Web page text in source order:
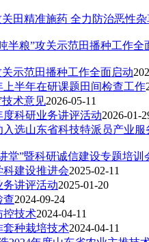
关田精准施药 全力防治恶性
半粮”攻关示范田播种工作全
示范田播种工作全面启动
上半年在研课题田间检查工作
技术意见2026-05-11
度科研业务讲评活动2026-01-
选山东省科技特派员产业服
堂”暨科研诚信建设专题培训
建设推进会2025-02-11
务讲评活动2025-01-20
查2024-09-24
控技术2024-04-11
套种栽培技术2024-04-11